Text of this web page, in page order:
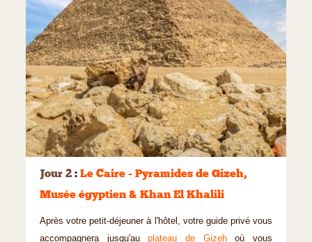
©
Jour 2 : Le Caire - Pyramides de Gizeh,
Musée égyptien & Khan El Khalili
Après votre petit-déjeuner à l'hôtel, votre guide privé vous
accompagnera jusqu'auplateau de Gizehoù vous